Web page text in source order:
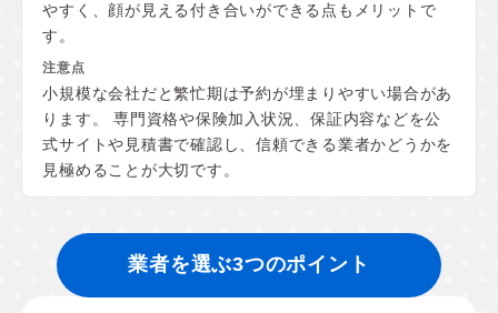
やすく、顔が見える付き合いができる点もメリットで
す。
小規模な会社だと繁忙期は予約が埋まりやすい場合があ
ります。 専門資格や保険加入状況、保証内容などを公
式サイトや見積書で確認し、信頼できる業者かどうかを
見極めることが大切です。
業者を選ぶ3つのポイント